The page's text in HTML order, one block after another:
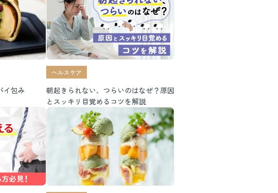
イ包み
ヘルスケア
朝起きられない、つらいのはなぜ？原因
とスッキリ目覚めるコツを解説